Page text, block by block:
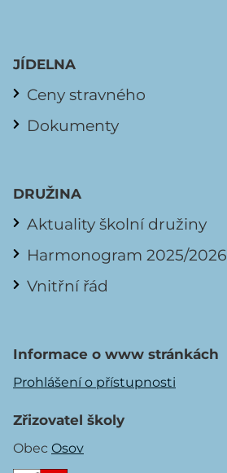
JÍDELNA
Ceny stravného
Dokumenty
DRUŽINA
Aktuality školní družiny
Harmonogram 2025/2026
Vnitřní řád
Informace o www stránkách
Prohlášení o přístupnosti
Zřizovatel školy
Obec Osov